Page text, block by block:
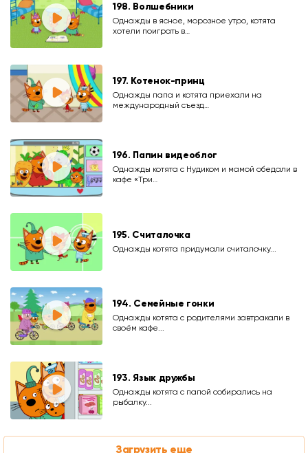
198. Волшебники
Однажды в ясное, морозное утро, котята
хотели поиграть в…
197. Котенок-принц
Однажды папа и котята приехали на
международный съезд…
196. Папин видеоблог
Однажды котята с Нудиком и мамой обедали в
кафе «Три…
195. Считалочка
Однажды котята придумали считалочку...
194. Семейные гонки
Однажды котята с родителями завтракали в
своём кафе...
193. Язык дружбы
Однажды котята с папой собирались на
рыбалку...
Загрузить еще